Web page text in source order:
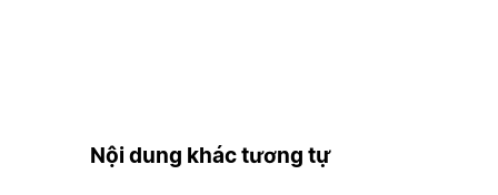
Nội dung khác tương tự